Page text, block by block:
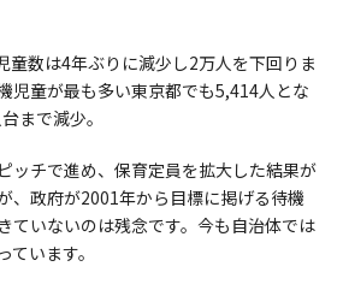
童数は4年ぶりに減少し2万人を下回りま
児童が最も多い東京都でも5,414人とな
まで減少。
ッチで進め、保育定員を拡大した結果が
、政府が2001年から目標に掲げる待機
ていないのは残念です。今も自治体では
います。